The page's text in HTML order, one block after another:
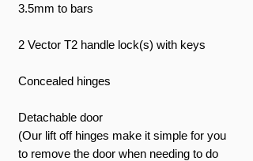
3.5mm to bars
2 Vector T2 handle lock(s) with keys
Concealed hinges
Detachable door
(Our lift off hinges make it simple for you
to remove the door when needing to do